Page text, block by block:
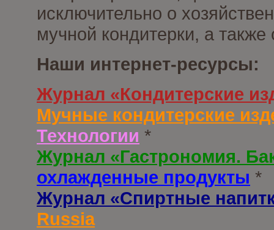
исключительно о
мучной кондитерки, а
Наши интернет-ресурсы:
Журнал «Кондитерские
Мучные кондитерские
Технологии *
Журнал «Гастрономия.
охлажденные продукты *
Журнал «Спиртные
Russia